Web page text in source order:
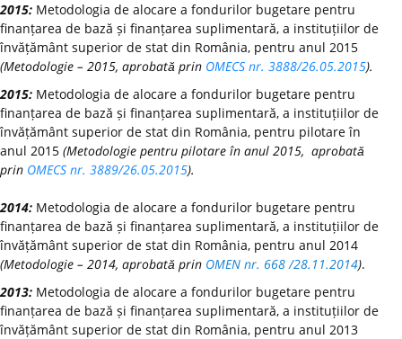
2015: Metodologia de alocare a fondurilor bugetare pentru
finanțarea de bază și finanțarea suplimentară, a instituțiilor de
învățământ superior de stat din România, pentru anul 2015
(Metodologie – 2015, aprobată prin OMECS nr. 3888/26.05.2015).
2015: Metodologia de alocare a fondurilor bugetare pentru
finanțarea de bază și finanțarea suplimentară, a instituțiilor de
învățământ superior de stat din România, pentru pilotare în
anul 2015 (Metodologie pentru pilotare în anul 2015, aprobată
prin OMECS nr. 3889/26.05.2015).
2014: Metodologia de alocare a fondurilor bugetare pentru
finanțarea de bază și finanțarea suplimentară, a instituțiilor de
învățământ superior de stat din România, pentru anul 2014
(Metodologie – 2014, aprobată prin OMEN nr. 668 /28.11.2014).
2013: Metodologia de alocare a fondurilor bugetare pentru
finanțarea de bază și finanțarea suplimentară, a instituțiilor de
învățământ superior de stat din România, pentru anul 2013